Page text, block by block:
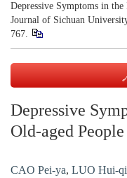
Depressive Symptoms in
Journal of Sichuan
767.
Depressive
Old-aged
CAO Pei-ya, LUO Hui-